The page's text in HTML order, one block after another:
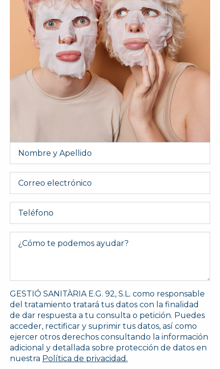
Nombre
Email
Telefono
Message
GESTIÓ SANITÀRIA E.G. 92, S.L. como responsable
del tratamiento tratará tus datos con la finalidad
de dar respuesta a tu consulta o petición. Puedes
acceder, rectificar y suprimir tus datos, así como
ejercer otros derechos consultando la información
adicional y detallada sobre protección de datos en
nuestra Política de privacidad.